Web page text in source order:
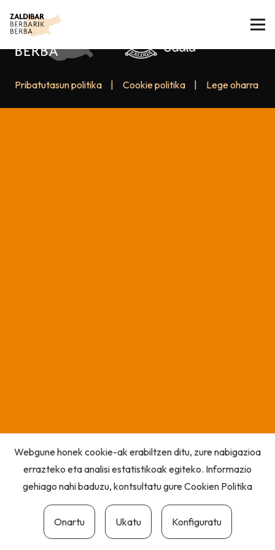
Pribatutasun politika Cookie politika Lege oharra
Webgune honek cookie-ak erabiltzen ditu, zure nabigazioa
errazteko eta analisi estatistikoak egiteko. Informazio
gehiago nahi baduzu, kontsultatu gureCookien Politika
Onartu Ukatu Konfiguratu